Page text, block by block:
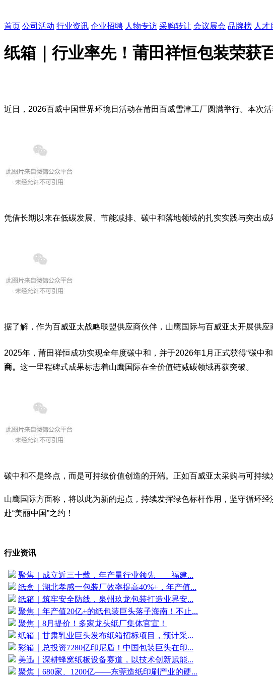
首页 公司活动 行业资讯 企业招聘 人物专访 采购转让 会议展会 品牌榜 人才
纸箱｜行业率先！莆田祥恒包装荣获
近日，2026百威中国世界环境日活动在莆田百威雪津工厂圆满举行。本次
凭借长期以来在低碳发展、节能减排、碳中和落地领域的扎实实践与突出成
据了解，作为百威亚太战略联盟供应商伙伴，山鹰国际与百威亚太开展供
2025年，莆田祥恒成功实现全年度碳中和，并于2026年1月正式获得“碳中
商。 这一里程碑式成果标志着山鹰国际在全价值链减碳领域再获突破。
碳中和不是终点，而是可持续价值创造的开端。正如百威亚太采购与可持
山鹰国际方面称，将以此为新的起点，持续发挥绿色标杆作用，坚守循环
赴“美丽中国”之约！
行业资讯
聚焦｜成立近三十载，年产量行业领先——福建...
纸盒｜湖北孝感一包装厂效率提高40%+，年产值...
纸箱｜筑牢安全防线，泉州玖龙包装打造业界安...
聚焦｜年产值20亿+的纸包装巨头落子海南！不止...
聚焦｜8月提价！多家龙头纸厂集体官宣！
纸箱｜甘肃乳业巨头发布纸箱招标项目，预计采...
彩箱｜总投资7280亿印尼盾！中国包装巨头在印...
美迅｜深耕蜂窝纸板设备赛道，以技术创新赋能...
聚焦｜680家、1200亿——东莞造纸印刷产业的硬...